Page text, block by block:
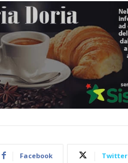
Facebook Twitter